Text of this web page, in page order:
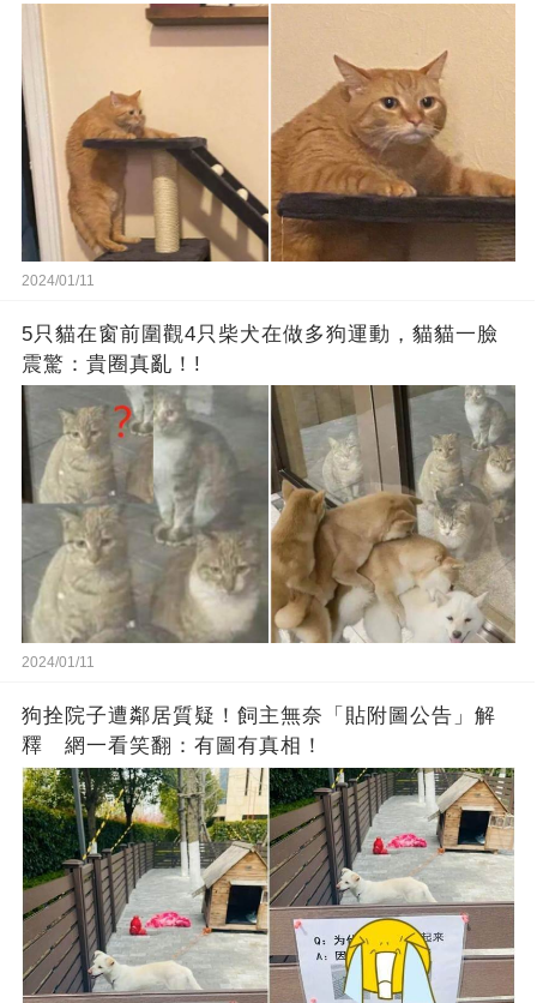
2024/01/11
5只貓在窗前圍觀4只柴犬在做多狗運動，貓貓一臉
震驚：貴圈真亂！!
2024/01/11
狗拴院子遭鄰居質疑！飼主無奈「貼附圖公告」解
釋 網一看笑翻：有圖有真相！